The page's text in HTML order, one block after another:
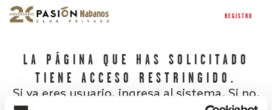
REGISTRO
LA PÁGINA QUE HAS SOLICITADO
TIENE ACCESO RESTRINGIDO.
Si ya eres usuario, ingresa al sistema. Si no,